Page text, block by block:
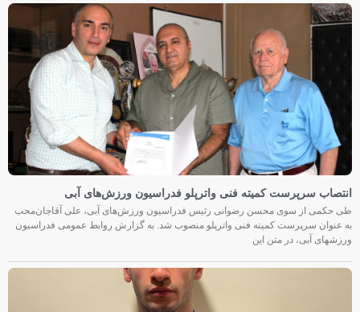
انتصاب سرپرست کمیته فنی واترپلو فدراسیون ورزش‌های آبی
طی حکمی از سوی محسن رضوانی رئیس فدراسیون ورزش‌های آبی، علی آقاجان‌محب
به عنوان سرپرست کمیته فنی واترپلو منصوب شد. به گزارش روابط عمومی فدراسیون
ورزشهای آبی، در متن این